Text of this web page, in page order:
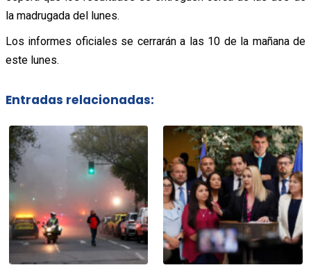
la madrugada del lunes.
Los informes oficiales se cerrarán a las 10 de la mañana de
este lunes.
Entradas relacionadas: